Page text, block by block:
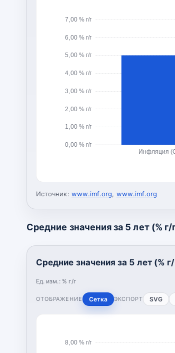
0,00 % г/г
1,00 % г/г
2,00 % г/г
3,00 % г/г
4,00 % г/г
5,00 % г/г
6,00 % г/г
7,00 % г/г
Инфляция
Источник: www.imf.org, www.imf.org
Средние значения за 5 лет (% г/
Средние значения за 5 лет (%
Ед. изм.: % г/г
ОТОБРАЖЕНИЕ Сетка ЭКСПОРТ SVG
8,00 % г/г